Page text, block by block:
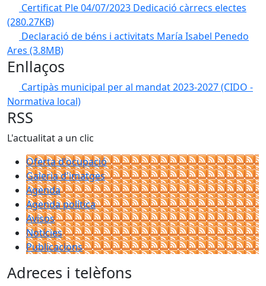
Certificat Ple 04/07/2023 Dedicació càrrecs electes
(280.27KB)
Declaració de béns i activitats María Isabel Penedo
Ares (3.8MB)
Enllaços
Cartipàs municipal per al mandat 2023-2027 (CIDO -
Normativa local)
RSS
L'actualitat a un clic
Oferta d'ocupació
Galeria d'imatges
Agenda
Agenda política
Avisos
Notícies
Publicacions
Adreces i telèfons